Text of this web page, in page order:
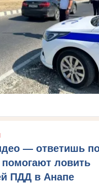
— ответишь
помогают ловить
ПДД в Анапе